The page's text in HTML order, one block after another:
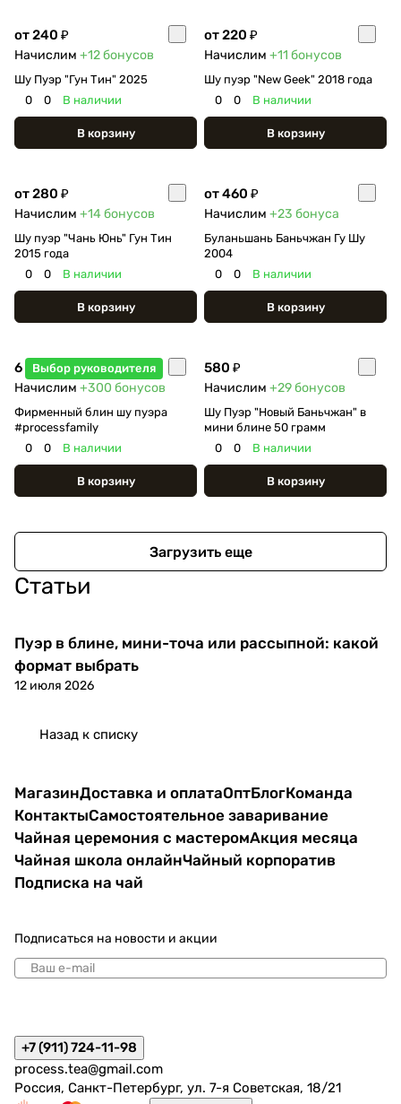
от 240 ₽
Начислим +12бонусов
Шу Пуэр "Гун Тин" 2025
0
0 В наличии
В корзину
от 220 ₽
Начислим +11 бонусов
Шу пуэр "New Geek" 2018 года
0
0 В наличии
В корзину
от 280 ₽
Начислим +14бонусов
Шу пуэр "Чань Юнь" Гун Тин
2015 года
0
0 В наличии
В корзину
от 460 ₽
Начислим +23 бонуса
Буланьшань Баньчжан Гу Шу
2004
0
0 В наличии
В корзину
Выбор руководителя
6 000 ₽
Начислим +300 бонусов
Фирменный блин шу пуэра
#processfamily
0
0 В наличии
В корзину
580 ₽
Начислим +29бонусов
Шу Пуэр "Новый Баньчжан" в
мини блине 50 грамм
0
0 В наличии
В корзину
Загрузить еще
Статьи
Пуэр в блине, мини-точа или рассыпной: какой
формат выбрать
12 июля 2026
Назад к списку
МагазинДоставка и оплатаОптБлогКоманда
КонтактыСамостоятельное заваривание
Чайная церемония с мастеромАкция месяца
Чайная школа онлайнЧайный корпоратив
Подписка на чай
Подписаться на новости и акции
+7 (911) 724-11-98
process.tea@gmail.com
Россия, Санкт-Петербург, ул. 7-я Советская, 18/21